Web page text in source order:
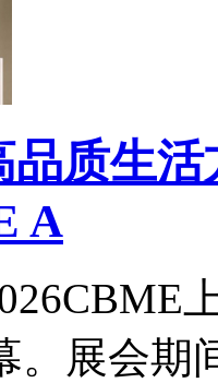
品质生
A
。展会期